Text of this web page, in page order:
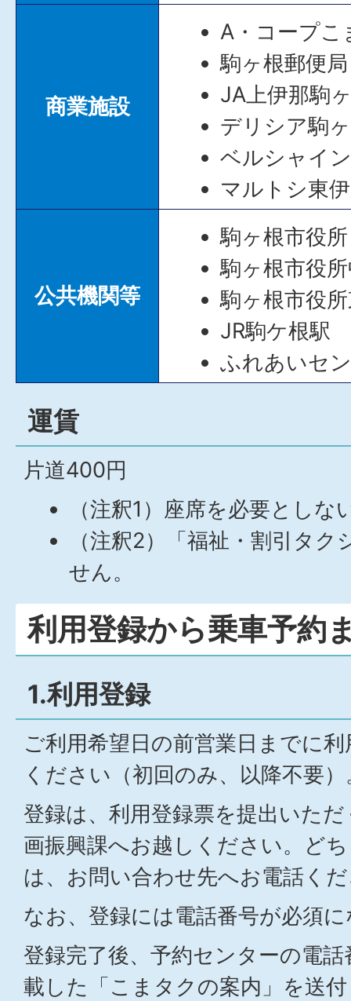
商業施設
A・コープこ
駒ヶ根郵便局
JA上伊那駒
デリシア駒
ベルシャイ
マルトシ東
公共機関等
駒ヶ根市役所
駒ヶ根市役
駒ヶ根市役
JR駒ケ根駅
ふれあいセ
運賃
片道400円
（注釈1）座席を必要とし
（注釈2）「福祉・割引タ
せん。
利用登録から乗車予約
1.利用登録
ご利用希望日の前営業日までに
ください（初回のみ、以降不要）
登録は、利用登録票を提出いた
画振興課へお越しください。ど
は、お問い合わせ先へお電話く
なお、登録には電話番号が必須
登録完了後、予約センターの電
載した「こまタクの案内」を送